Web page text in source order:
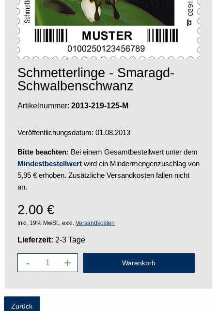
Schmetterlinge - Smaragd-
Schwalbenschwanz
Artikelnummer: 2013-219-125-M
Veröffentlichungsdatum: 01.08.2013
Bitte beachten: Bei einem Gesamtbestellwert unter dem
Mindestbestellwert wird ein Mindermengenzuschlag von
5,95 € erhoben. Zusätzliche Versandkosten fallen nicht
an.
2.00 €
Inkl. 19% MwSt., exkl. Versandkosten
Lieferzeit: 2-3 Tage
- +
Zurück